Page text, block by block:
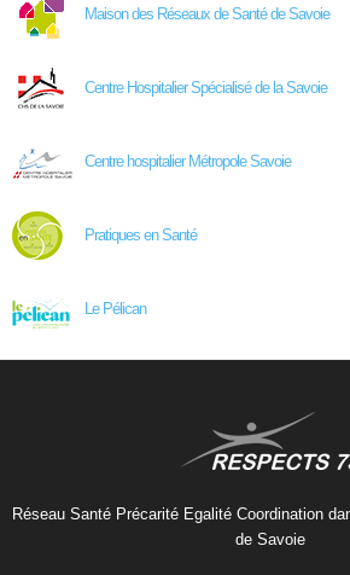
Maison des Réseaux de Santé de Savoie
Centre Hospitalier Spécialisé de la Savoie
Centre hospitalier Métropole Savoie
Pratiques en Santé
Le Pélican
Réseau Santé Précarité Egalité Coordination
de Savoie